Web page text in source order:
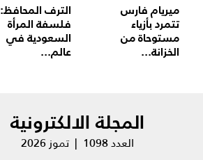
ميريام فارس
تتمرد بأزياء
مستوحاة من
الخزانة...
الترف المحافظ:
فلسفة المرأة
السعودية في
عالم...
المجلة الالكترونية
العدد 1098 | تموز 2026